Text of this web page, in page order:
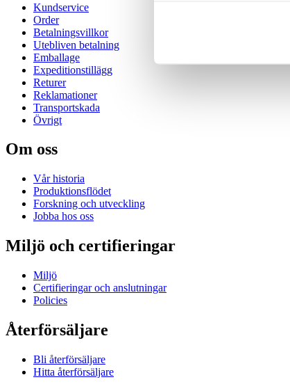
Kundservice
Order
Betalningsvillkor
Utebliven betalning
Emballage
Expeditionstillägg
Returer
Reklamationer
Transportskada
Övrigt
Om oss
Vår historia
Produktionsflödet
Forskning och utveckling
Jobba hos oss
Miljö och certifieringar
Miljö
Certifieringar och anslutningar
Policies
Återförsäljare
Bli återförsäljare
Hitta återförsäljare